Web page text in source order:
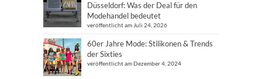
Düsseldorf: Was der Deal für den
Modehandel bedeutet
veröffentlicht am Juli 24, 2026
60er Jahre Mode: Stilikonen & Trends
der Sixties
veröffentlicht am Dezember 4, 2024